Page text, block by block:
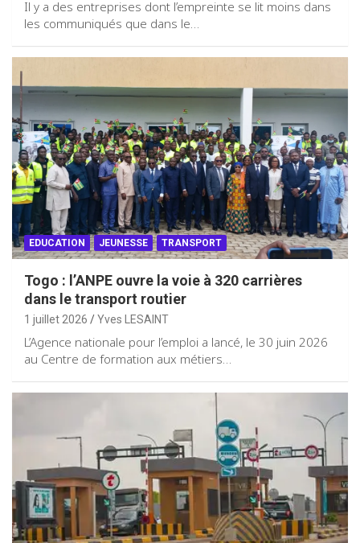
Il y a des entreprises dont l’empreinte se lit moins dans
les communiqués que dans le…
EDUCATION JEUNESSE TRANSPORT
Togo : l’ANPE ouvre la voie à 320 carrières
dans le transport routier
1 juillet 2026 Yves LESAINT
L’Agence nationale pour l’emploi a lancé, le 30 juin 2026
au Centre de formation aux métiers…